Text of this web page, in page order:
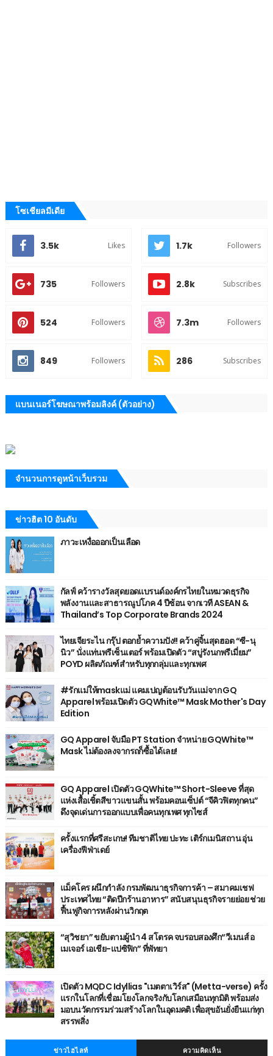
โซเชียลมีเดีย
3.5k Likes 1.7k Followers
735 Followers 2.8k Subscribes
524 Followers 7.3m Followers
849 Followers 286 Subscribes
แบนเนอร์โฆษณาพร้อมลิงค์ (ตัวอย่าง)
จำนวนการดูหน้าเว็บรวม
ข่าวฮิต 10 อันดับ
ภาวะเหงื่อออกเป็นเลือด
กัลฟ์ คว้ารางวัลสุดยอดแบรนด์องค์กรไทยในหมวดธุรกิจ
พลังงานและสาธารณูปโภค 4 ปีซ้อน จากเวที ASEAN &
Thailand’s Top Corporate Brands 2024
ไทยเจียระไน กรุ๊ป ตอกย้ำความปัง!! คว้าคู่จิ้นสุดฮอต “ซี-นุ
นิว” นั่งแท่นพรีเซ็นเตอร์ พร้อมเปิดตัว “สบู่รังนกพรีเมี่ยม”
POYD ผลิตภัณฑ์สำหรับทุกกลุ่มและทุกเพศ
#รักแม่ให้maskแม่ แคมเปญต้อนรับวันแม่จาก GQ
Apparel พร้อมเปิดตัว GQWhite™ Mask Mother's Day
Edition
GQ Apparel จับมือ PT Station จำหน่าย GQWhite™
Mask ไม่ต้องลงจากรถก็ซื้อได้เลย!
GQ Apparel เปิดตัว GQWhite™ Short-Sleeve ที่สุด
แห่งเสื้อเชิ้ตสีขาวแขนสั้น พร้อมคอนเซ็ปต์ “จีคิวฟิตทุกคน”
ดึงจุดเด่นการออกแบบเพื่อคนทุกเพศ ทุกไซส์
ครั้งแรกที่ศรีสะเกษ! ทีมชาติไทย ปะทะ เติร์กเมนิสถาน อุ่น
เครื่องฟีฟ่าเดย์
แม็คโคร ผนึกกำลัง กรมพัฒนาธุรกิจการค้า – สมาคมเชฟ
ประเทศไทย “ติดปีกร้านอาหาร” สนับสนุนธุรกิจรายย่อย ช่วย
ฟื้นฟูกิจการหลังผ่านวิกฤต
“สุวิชยา” ขยับตามผู้นำ 4 สโตรค จบรอบสองศึก“วีเมนส์ อ
เมเจอร์ เอเชีย-แปซิฟิก” ที่พัทยา
เปิดตัว MQDC Idyllias "เมตตาเวิร์ส" (Metta-verse) ครั้ง
แรกในโลกที่เชื่อมโยงโลกจริงกับโลกเสมือนทุกมิติ พร้อมส่ง
มอบนวัตกรรมร่วมสร้างโลกในอุดมคติ เพื่อสุขอันยั่งยืนแก่ทุก
สรรพสิ่ง
ข่าวไฮไลท์ ความคิดเห็น